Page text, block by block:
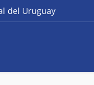
del Uruguay